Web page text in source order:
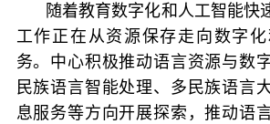
随着教育数字化和人工智能快
工作正在从资源保存走向数字
务。中心积极推动语言资源与数
民族语言智能处理、多民族语言
息服务等方向开展探索，推动语